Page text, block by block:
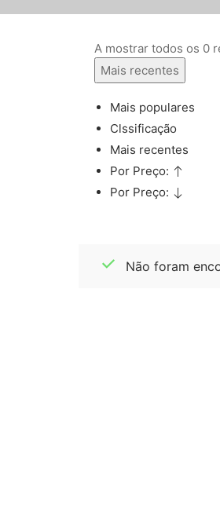
A mostrar todos os 0
Mais recentes
Mais populares
Clssificação
Mais recentes
Por Preço:
Por Preço:
Não foram